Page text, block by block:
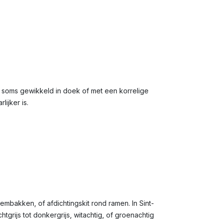
gewikkeld in doek of met een korrelige
is.
of afdichtingskit rond ramen. In Sint-
tot donkergrijs, witachtig, of groenachtig